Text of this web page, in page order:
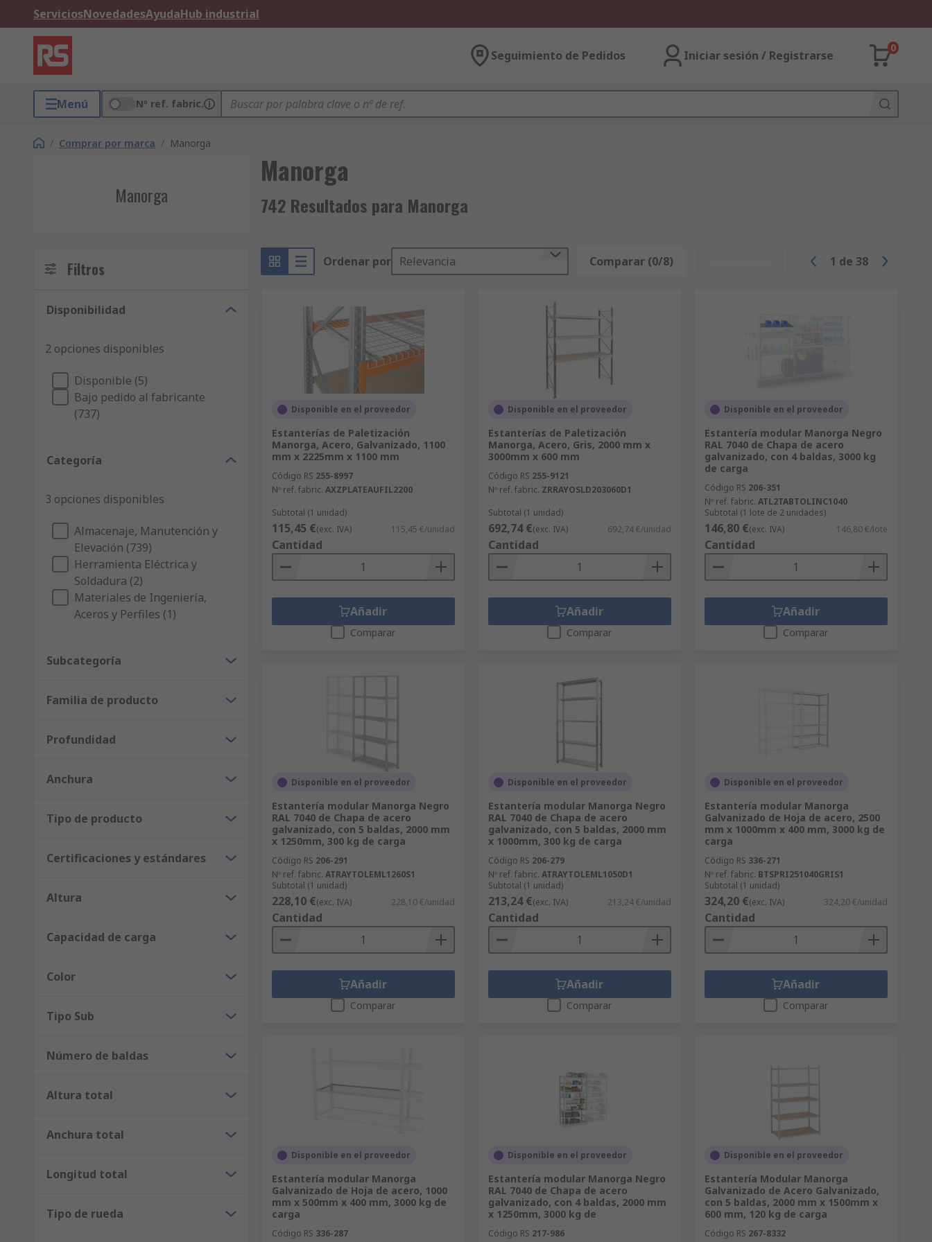
ServiciosNovedadesAyudaHub industrial
Seguimiento de Pedidos Iniciar sesión / Registrarse
0
Menú Nº ref. fabric.
/ Comprar por marca / Manorga
Manorga
Manorga
742 Resultados para Manorga
Filtros
Disponibilidad
2 opciones disponibles
Disponible (5)
Bajo pedido al fabricante
(737)
Categoría
3 opciones disponibles
Almacenaje, Manutención y
Elevación (739)
Herramienta Eléctrica y
Soldadura (2)
Materiales de Ingeniería,
Aceros y Perfiles (1)
Subcategoría
Familia de producto
Profundidad
Anchura
Tipo de producto
Certificaciones y estándares
Altura
Capacidad de carga
Color
Tipo Sub
Número de baldas
Altura total
Anchura total
Longitud total
Tipo de rueda
Ordenar por Relevancia Comparar (0/8) 1 de 38
Disponible en el proveedor
Estanterías de Paletización
Manorga, Acero, Galvanizado, 1100
mm x 2225mm x 1100 mm
Código RS 255-8997
Nº ref. fabric. AXZPLATEAUFIL2200
Subtotal (1 unidad)
115,45 €(exc. IVA) 115,45 €/unidad
Cantidad
Añadir
Comparar
Disponible en el proveedor
Estanterías de Paletización
Manorga, Acero, Gris, 2000 mm x
3000mm x 600 mm
Código RS 255-9121
Nº ref. fabric. ZRRAYOSLD203060D1
Subtotal (1 unidad)
692,74 €(exc. IVA) 692,74 €/unidad
Cantidad
Añadir
Comparar
Disponible en el proveedor
Estantería modular Manorga Negro
RAL 7040 de Chapa de acero
galvanizado, con 4 baldas, 3000 kg
de carga
Código RS 206-351
Nº ref. fabric. ATL2TABTOLINC1040
Subtotal (1 lote de 2 unidades)
146,80 €(exc. IVA) 146,80 €/lote
Cantidad
Añadir
Comparar
Disponible en el proveedor
Estantería modular Manorga Negro
RAL 7040 de Chapa de acero
galvanizado, con 5 baldas, 2000 mm
x 1250mm, 300 kg de carga
Código RS 206-291
Nº ref. fabric. ATRAYTOLEML1260S1
Subtotal (1 unidad)
228,10 €(exc. IVA) 228,10 €/unidad
Cantidad
Añadir
Comparar
Disponible en el proveedor
Estantería modular Manorga Negro
RAL 7040 de Chapa de acero
galvanizado, con 5 baldas, 2000 mm
x 1000mm, 300 kg de carga
Código RS 206-279
Nº ref. fabric. ATRAYTOLEML1050D1
Subtotal (1 unidad)
213,24 €(exc. IVA) 213,24 €/unidad
Cantidad
Añadir
Comparar
Disponible en el proveedor
Estantería modular Manorga
Galvanizado de Hoja de acero, 2500
mm x 1000mm x 400 mm, 3000 kg de
carga
Código RS 336-271
Nº ref. fabric. BTSPRI251040GRIS1
Subtotal (1 unidad)
324,20 €(exc. IVA) 324,20 €/unidad
Cantidad
Añadir
Comparar
Disponible en el proveedor
Estantería modular Manorga
Galvanizado de Hoja de acero, 1000
mm x 500mm x 400 mm, 3000 kg de
carga
Código RS 336-287
Disponible en el proveedor
Estantería modular Manorga Negro
RAL 7040 de Chapa de acero
galvanizado, con 4 baldas, 2000 mm
x 1250mm, 3000 kg de
Código RS 217-986
Disponible en el proveedor
Estantería Modular Manorga
Galvanizado de Acero Galvanizado,
con 5 baldas, 2000 mm x 1500mm x
600 mm, 120 kg de carga
Código RS 267-8332